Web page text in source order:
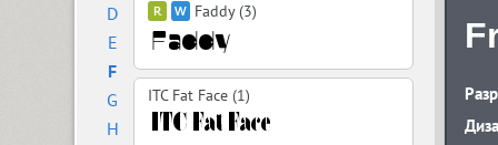
D
E
F
G
H
Faddy (3)
ITC Fat Face (1)